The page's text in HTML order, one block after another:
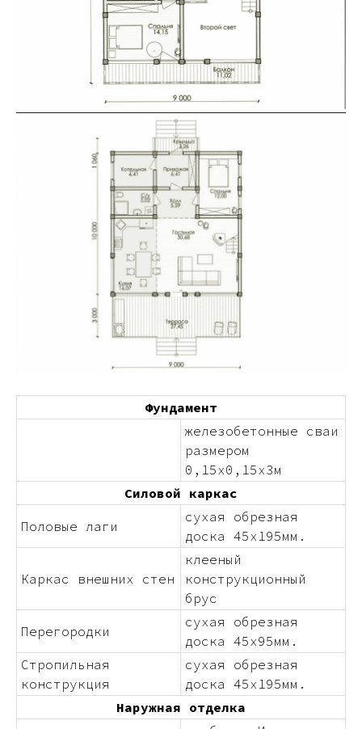
Фундамент
железобетонные сваи
размером
0,15х0,15х3м
Силовой каркас
Половые лаги
сухая обрезная
доска 45х195мм.
Каркас внешних стен
клееный
конструкционный
брус
Перегородки
сухая обрезная
доска 45х95мм.
Стропильная
конструкция
сухая обрезная
доска 45х195мм.
Наружная отделка